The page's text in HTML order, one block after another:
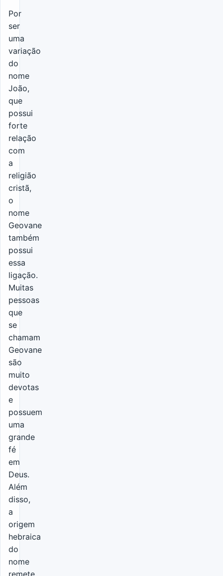
Por
ser
uma
variação
do
nome
João,
que
possui
forte
relação
com
a
religião
cristã,
o
nome
Geovane
também
possui
essa
ligação.
Muitas
pessoas
que
se
chamam
Geovane
são
muito
devotas
e
possuem
uma
grande
fé
em
Deus.
Além
disso,
a
origem
hebraica
do
nome